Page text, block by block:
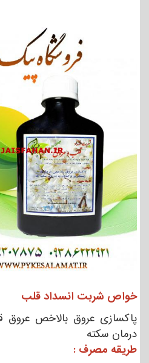
خواص شربت انسداد قلب
پاکسازی عروق بالاخص
درمان سکته
طریقه مصرف :